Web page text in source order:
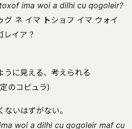
ima woi a dilhi cu qogoleir?
グ ネ イマ ト ショフ イマ ウォイ
レイア？
に見える、考えられる
のコピュラ)
いはずがない。
woi a dilhi cu qogoleir maf cu